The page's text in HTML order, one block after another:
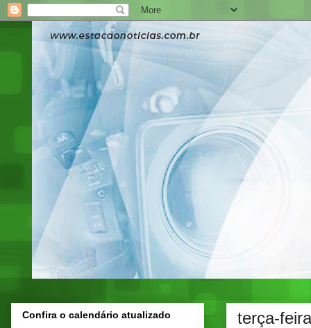
terça-
Confira o calendário atualizado